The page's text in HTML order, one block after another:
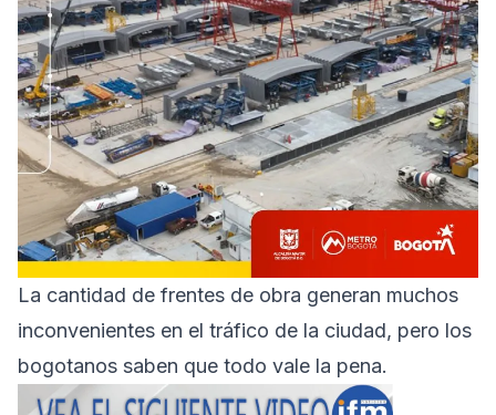
La cantidad de frentes de obra generan muchos
inconvenientes en el tráfico de la ciudad, pero los
bogotanos saben que todo vale la pena.